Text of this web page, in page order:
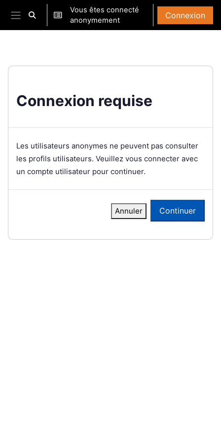
Passer au contenu principal
Panneau latéral
Activer/désactiver la saisie de recherche
Vous êtes connecté
anonymement
Connexion
Connexion requise
Les utilisateurs anonymes ne peuvent pas consulter
les profils utilisateurs. Veuillez vous connecter avec
un compte utilisateur pour continuer.
Annuler Continuer